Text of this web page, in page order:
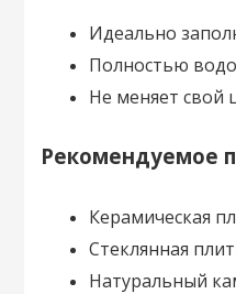
Идеально
Полностью
Не меняет свой
Рекомендуемое
Керамическая
Стеклянная
Натуральный